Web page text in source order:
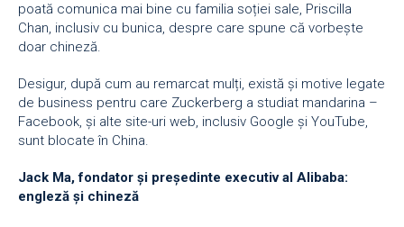
poată comunica mai bine cu familia soției sale, Priscilla
Chan, inclusiv cu bunica, despre care spune că vorbește
doar chineză.
Desigur, după cum au remarcat mulți, există și motive legate
de business pentru care Zuckerberg a studiat mandarina –
Facebook, și alte site-uri web, inclusiv Google și YouTube,
sunt blocate în China.
Jack Ma, fondator și președinte executiv al Alibaba:
engleză și chineză